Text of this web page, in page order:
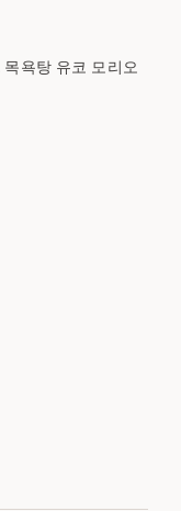
목욕탕 유코 모리오